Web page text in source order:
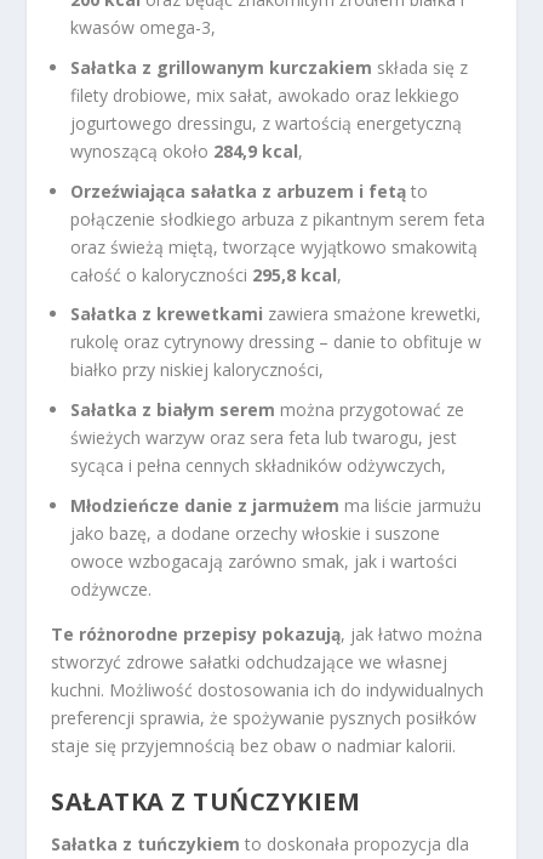
kwasów omega-3,
Sałatka z grillowanym kurczakiem składa się z
filety drobiowe, mix sałat, awokado oraz lekkiego
jogurtowego dressingu, z wartością energetyczną
wynoszącą około 284,9 kcal,
Orzeźwiająca sałatka z arbuzem i fetą to
połączenie słodkiego arbuza z pikantnym serem feta
oraz świeżą miętą, tworzące wyjątkowo smakowitą
całość o kaloryczności 295,8 kcal,
Sałatka z krewetkami zawiera smażone krewetki,
rukolę oraz cytrynowy dressing – danie to obfituje w
białko przy niskiej kaloryczności,
Sałatka z białym serem można przygotować ze
świeżych warzyw oraz sera feta lub twarogu, jest
sycąca i pełna cennych składników odżywczych,
Młodzieńcze danie z jarmużem ma liście jarmużu
jako bazę, a dodane orzechy włoskie i suszone
owoce wzbogacają zarówno smak, jak i wartości
odżywcze.
Te różnorodne przepisy pokazują, jak łatwo można
stworzyć zdrowe sałatki odchudzające we własnej
kuchni. Możliwość dostosowania ich do indywidualnych
preferencji sprawia, że spożywanie pysznych posiłków
staje się przyjemnością bez obaw o nadmiar kalorii.
SAŁATKA Z TUŃCZYKIEM
Sałatka z tuńczykiem to doskonała propozycja dla